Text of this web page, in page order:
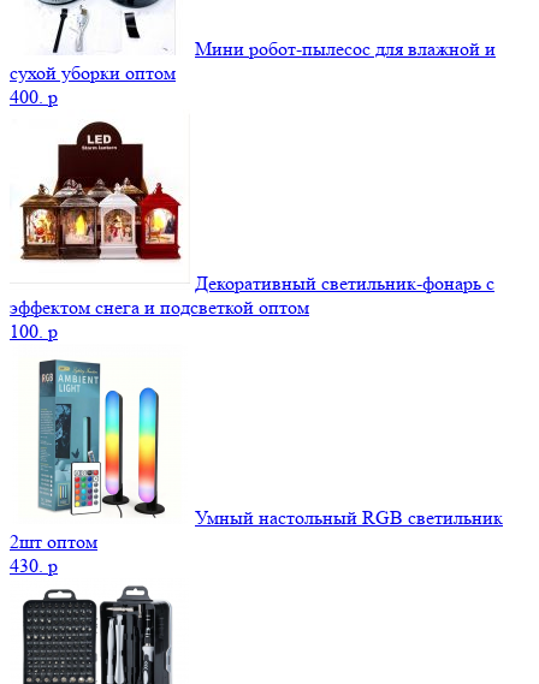
Мини робот-пылесос для влажной и
сухой уборки оптом
400. p
Декоративный светильник-фонарь с
эффектом снега и подсветкой оптом
100. p
Умный настольный RGB светильник
2шт оптом
430. p